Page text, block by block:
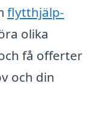
flytthjälp-
olika
få offerter
och din